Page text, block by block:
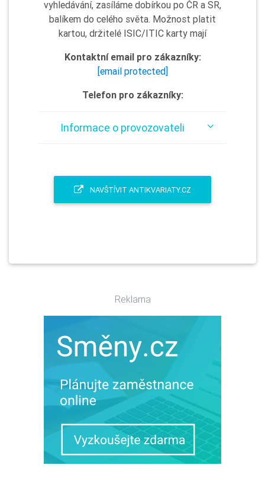
vyhledávání, zasíláme dobírkou po ČR a SR,
balíkem do celého světa. Možnost platit
kartou, držitelé ISIC/ITIC karty mají
Kontaktní email pro zákazníky:
[email protected]
Telefon pro zákazníky:
Informace o provozovateli
NAVŠTÍVIT ANTIKVARIATY.CZ
Reklama